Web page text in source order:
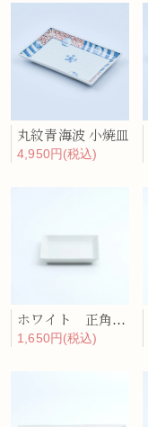
丸紋青海波 小焼皿
4,950円(税込)
ホワイト 正角プレート（小）
1,650円(税込)